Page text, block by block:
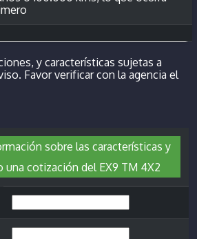
y características sujetas a
Favor verificar con la agencia el
sobre las características y
una cotización del EX9 TM 4X2